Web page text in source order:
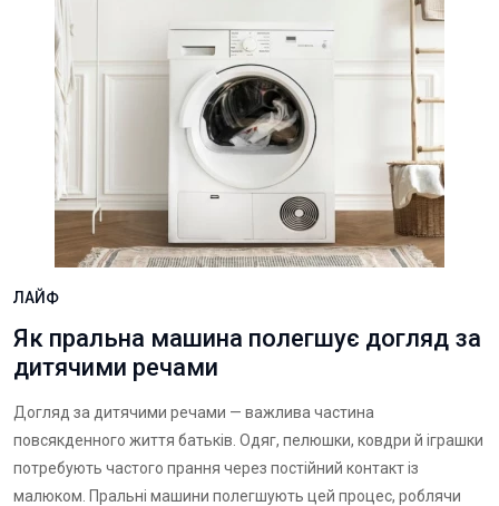
ЛАЙФ
Як пральна машина полегшує догляд за
дитячими речами
Догляд за дитячими речами — важлива частина
повсякденного життя батьків. Одяг, пелюшки, ковдри й іграшки
потребують частого прання через постійний контакт із
малюком. Пральні машини полегшують цей процес, роблячи